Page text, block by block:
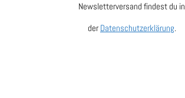
Newsletterversand findest du in
der Datenschutzerklärung.